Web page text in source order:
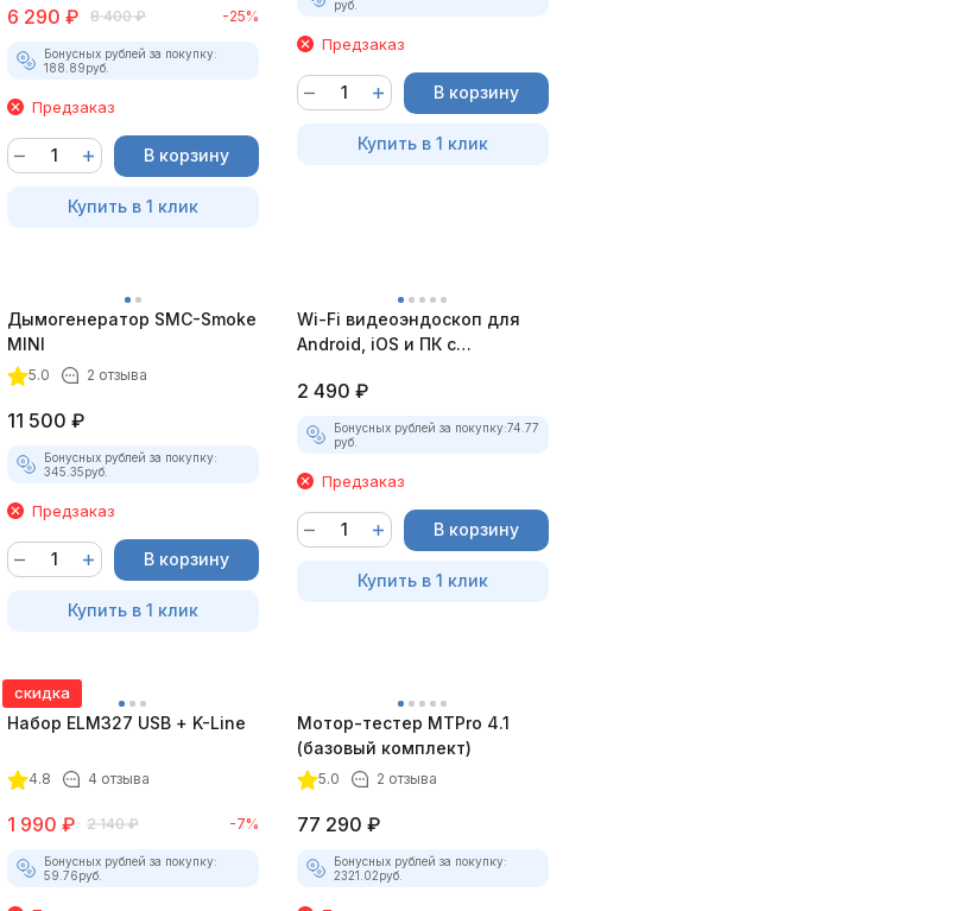
6 290 ₽ 8 400 ₽ -25%
Бонусных рублей за покупку:
188.89руб.
Предзаказ
В корзину
Купить в 1 клик
руб.
Предзаказ
В корзину
Купить в 1 клик
Дымогенератор SMC-Smoke
MINI
5.0 2 отзыва
11 500 ₽
Бонусных рублей за покупку:
345.35руб.
Предзаказ
В корзину
Купить в 1 клик
Wi-Fi видеоэндоскоп для
Android, iOS и ПК с
2 490 ₽
Бонусных рублей за покупку:74.77
руб.
Предзаказ
В корзину
Купить в 1 клик
скидка
Набор ELM327 USB + K-Line
4.8 4 отзыва
1 990 ₽ 2 140 ₽ -7%
Бонусных рублей за покупку:
59.76руб.
Мотор-тестер MTPro 4.1
(базовый комплект)
5.0 2 отзыва
77 290 ₽
Бонусных рублей за покупку:
2321.02руб.